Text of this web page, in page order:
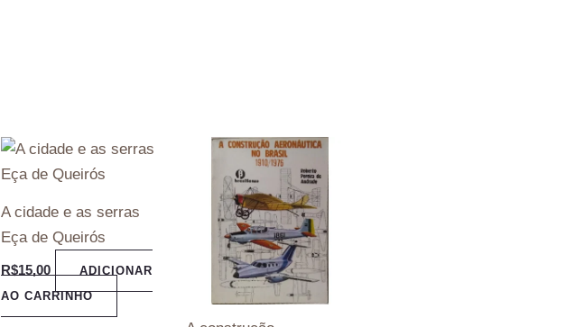
A cidade e as serras
Eça de Queirós
R$15,00
ADICIONAR
AO CARRINHO